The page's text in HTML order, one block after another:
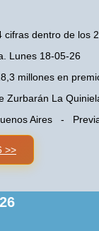
dentro de los
Lunes 18-05-26
millones en
La
Aires -
>>